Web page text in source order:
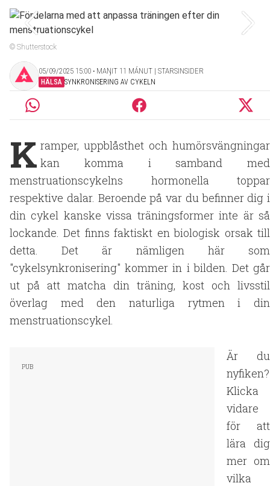
© Shutterstock
05/09/2025 15:00 ‧ MAŊIT 11 MÁNUT | STARSINSIDER
HÄLSA SYNKRONISERING AV CYKELN
K ramper, uppblåsthet och humörsvängningar
kan komma i samband med
menstruationscykelns hormonella toppar
respektive dalar. Beroende på var du befinner dig i
din cykel kanske vissa träningsformer inte är så
lockande. Det finns faktiskt en biologisk orsak till
detta. Det är nämligen här som
"cykelsynkronisering" kommer in i bilden. Det går
ut på att matcha din träning, kost och livsstil
överlag med den naturliga rytmen i din
menstruationscykel.
Är du
nyfiken?
Klicka
vidare
för att
lära dig
mer om
vilka